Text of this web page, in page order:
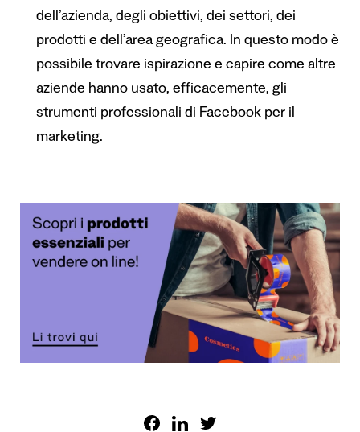
dell’azienda, degli obiettivi, dei settori, dei
prodotti e dell’area geografica. In questo modo è
possibile trovare ispirazione e capire come altre
aziende hanno usato, efficacemente, gli
strumenti professionali di Facebook per il
marketing.